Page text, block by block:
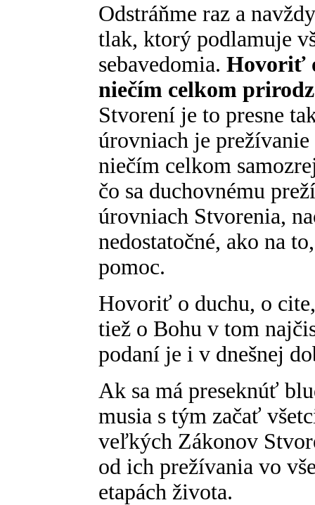
Odstráňme raz a
tlak, ktorý podlamuje
sebavedomia. Hovoriť
niečím celkom
Stvorení je to presne
úrovniach je
niečím celkom
čo sa duchovnému
úrovniach Stvorenia,
nedostatočné, ako na
pomoc.
Hovoriť o duchu, o
tiež o Bohu v tom
podaní je i v dnešnej
Ak sa má preseknúť
musia s tým začať
veľkých Zákonov
od ich prežívania vo
etapách života.